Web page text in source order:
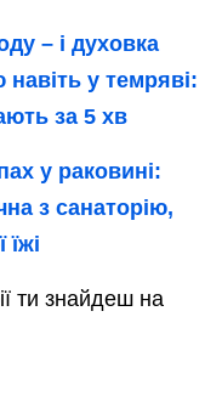
– і духовка
у темряві:
за 5 хв
у раковині:
з санаторію,
ти знайдеш на